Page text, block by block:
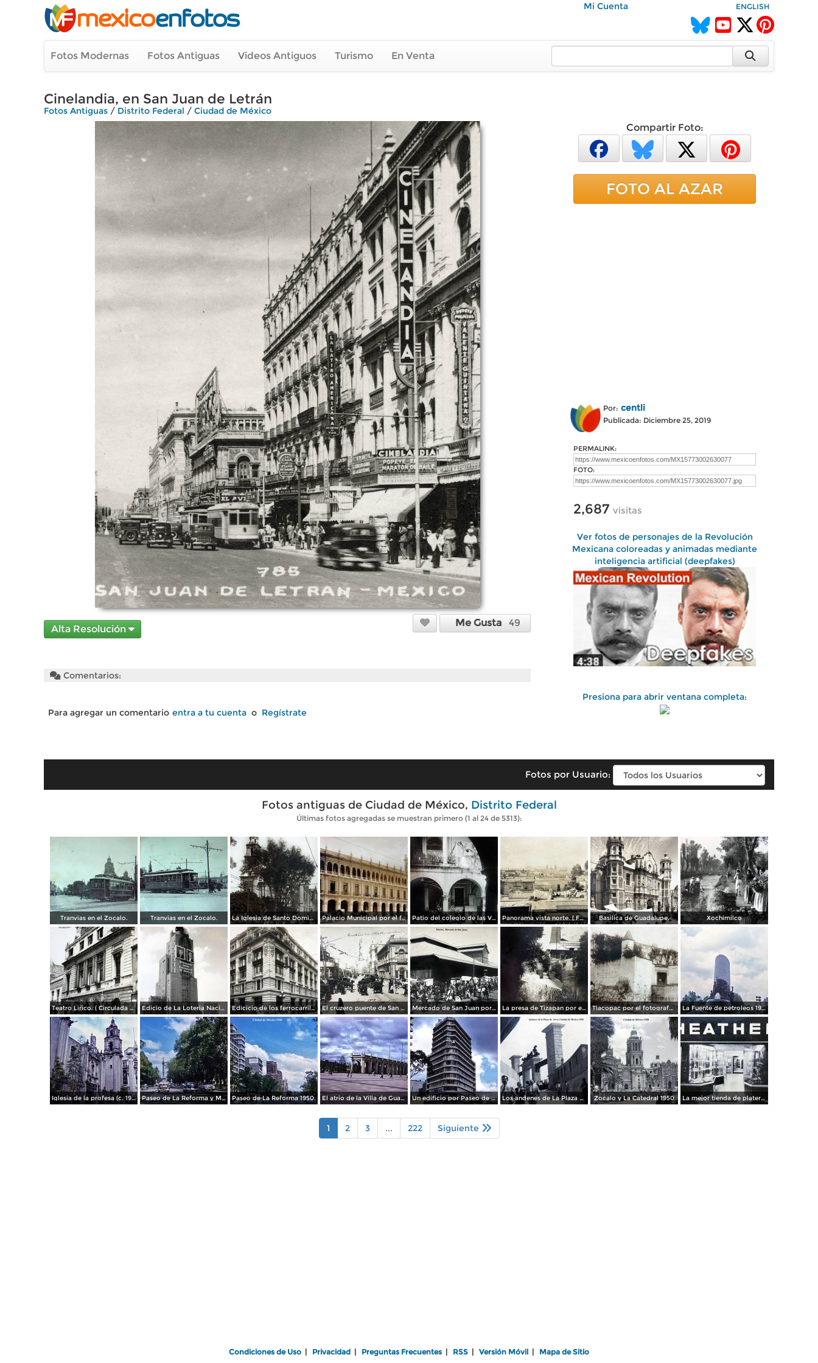
Mi Cuenta ENGLISH
Fotos Modernas Fotos Antiguas Videos Antiguos Turismo En Venta
Cinelandia, en San Juan de Letrán
Fotos Antiguas / Distrito Federal / Ciudad de México
Alta Resolución
Me Gusta 49
Comentarios:
Para agregar un comentario entra a tu cuenta o Regístrate
Compartir Foto:
FOTO AL AZAR
Por: centli
Publicada: Diciembre 25, 2019
PERMALINK:
FOTO:
2,687 visitas
Ver fotos de personajes de la Revolución
Mexicana coloreadas y animadas mediante
inteligencia artificial (deepfakes)
Presiona para abrir ventana completa:
Fotos por Usuario:
Fotos antiguas de Ciudad de México, Distrito Federal
Últimas fotos agregadas se muestran primero (1 al 24 de 5313):
Tranvias en el Zocalo. Tranvias en el Zocalo. La Iglesia de Santo Domingo. Palacio Municipal por el fotografo Hugo Brehme.. Patio del colegio de las Vizcainas por el fotografo Hugo Brehme. Panorama vista norte. ( Fechada el 20 de Junio de 1905 ). Basilica de Guadalupe. Xochimilco
Teatro Lirico. ( Circulada el 1 de Agosto de 1926 ). Edicio de La Loteria Nacional Ciudad de México Abril de 1964 Edicicio de los ferrocarriles. El cruzero puente de San Francisco y Guardiola por el fotografo Felix Miret. Mercado de San Juan por el fotografo Felix Miret La presa de Tizapan por el fotografo Fernando Kososky. ( Circulada el 22 de Diembre de 1910 ). Tlacopac por el fotografo Hugo Brehme. La Fuente de petroleos 1950.
Iglesia de la profesa (c. 1950) Paseo de La Reforma y Mto a La Independencia 1950 Paseo de La Reforma 1950. El atrio de la Villa de Guadalupe 1950. Un edificio por Paseo de La Reforma 1950 Los andenes de La Plaza de toros Ciudad de México 1950 Zocalo y La Catedral 1950 La mejor tienda de plateria.
1 2 3 ... 222 Siguiente
Condiciones de Uso Privacidad Preguntas Frecuentes RSS Versión Móvil Mapa de Sitio